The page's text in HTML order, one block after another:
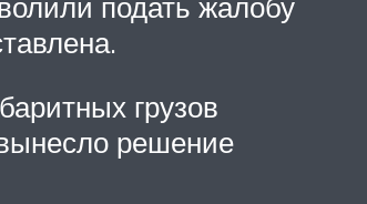
грузов
решение